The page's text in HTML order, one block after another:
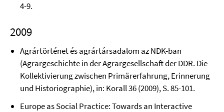
4-9.
2009
Agrártörténet és agrártársadalom az NDK-ban
(Agrargeschichte in der Agrargesell­schaft der DDR. Die
Kollektivierung zwischen Primärerfahrung, Erinnerung
und Historiographie), in: Korall 36 (2009), S. 85-101.
Europe as Social Practice: Towards an Interactive